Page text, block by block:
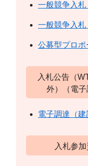
一般競争入札
一般競争入札
公募型プロポ
入札公告（
外）（電子
電子調達（建
入札参